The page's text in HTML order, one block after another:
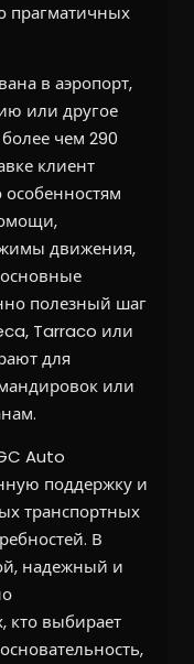
прагматичных
в аэропорт,
или другое
чем 290
клиент
особенностям
движения,
полезный шаг
Tarraco или
для
или
Auto
поддержку и
транспортных
В
надежный и
кто выбирает